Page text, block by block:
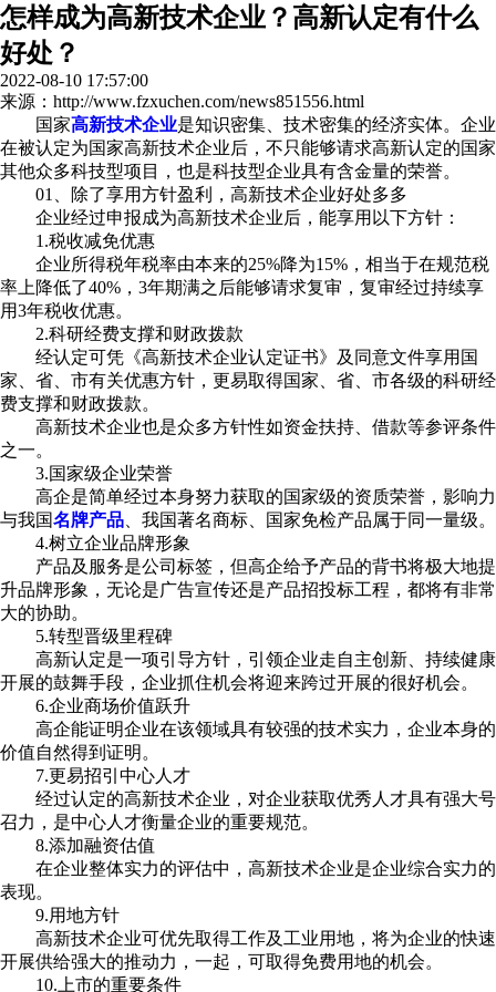
怎样成为高新技术企业？高新认定有什么
好处？
2022-08-10 17:57:00
来源：http://www.fzxuchen.com/news851556.html
国家高新技术企业是知识密集、技术密集的经济实体。企业
在被认定为国家高新技术企业后，不只能够请求高新认定的国家
其他众多科技型项目，也是科技型企业具有含金量的荣誉。
01、除了享用方针盈利，高新技术企业好处多多
企业经过申报成为高新技术企业后，能享用以下方针：
1.税收减免优惠
企业所得税年税率由本来的25%降为15%，相当于在规范税
率上降低了40%，3年期满之后能够请求复审，复审经过持续享
用3年税收优惠。
2.科研经费支撑和财政拨款
经认定可凭《高新技术企业认定证书》及同意文件享用国
家、省、市有关优惠方针，更易取得国家、省、市各级的科研经
费支撑和财政拨款。
高新技术企业也是众多方针性如资金扶持、借款等参评条件
之一。
3.国家级企业荣誉
高企是简单经过本身努力获取的国家级的资质荣誉，影响力
与我国名牌产品 、我国著名商标、国家免检产品属于同一量级。
4.树立企业品牌形象
产品及服务是公司标签，但高企给予产品的背书将极大地提
升品牌形象，无论是广告宣传还是产品招投标工程，都将有非常
大的协助。
5.转型晋级里程碑
高新认定是一项引导方针，引领企业走自主创新、持续健康
开展的鼓舞手段，企业抓住机会将迎来跨过开展的很好机会。
6.企业商场价值跃升
高企能证明企业在该领域具有较强的技术实力，企业本身的
价值自然得到证明。
7.更易招引中心人才
经过认定的高新技术企业，对企业获取优秀人才具有强大号
召力，是中心人才衡量企业的重要规范。
8.添加融资估值
在企业整体实力的评估中，高新技术企业是企业综合实力的
表现。
9.用地方针
高新技术企业可优先取得工作及工业用地，将为企业的快速
开展供给强大的推动力，一起，可取得免费用地的机会。
10.上市的重要条件